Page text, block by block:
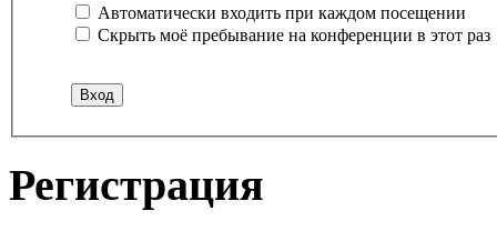
Автоматически входить при каждом посещении
Скрыть моё пребывание на конференции в этот раз
Регистрация